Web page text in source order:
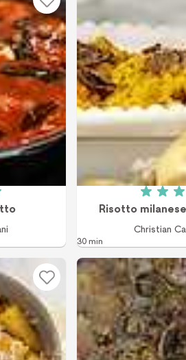
5 (2 röster)
Risotto
Christian
30 min